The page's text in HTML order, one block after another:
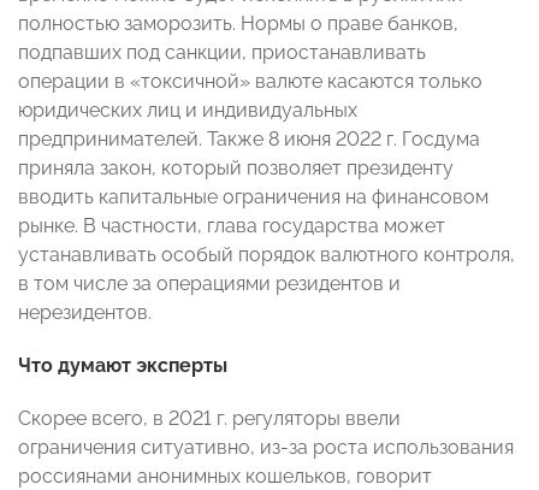
полностью заморозить. Нормы о праве банков,
подпавших под санкции, приостанавливать
операции в «токсичной» валюте касаются только
юридических лиц и индивидуальных
предпринимателей. Также 8 июня 2022 г. Госдума
приняла закон, который позволяет президенту
вводить капитальные ограничения на финансовом
рынке. В частности, глава государства может
устанавливать особый порядок валютного контроля,
в том числе за операциями резидентов и
нерезидентов.
Что думают эксперты
Скорее всего, в 2021 г. регуляторы ввели
ограничения ситуативно, из-за роста использования
россиянами анонимных кошельков, говорит